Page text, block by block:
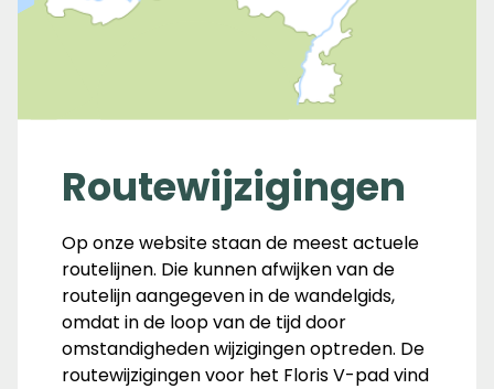
Routewijzigingen
Op onze website staan de meest actuele
routelijnen. Die kunnen afwijken van de
routelijn aangegeven in de wandelgids,
omdat in de loop van de tijd door
omstandigheden wijzigingen optreden. De
routewijzigingen voor het Floris V-pad vind